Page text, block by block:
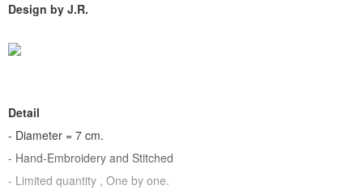
Design by J.R.
Detail
- Diameter = 7 cm.
- Hand-Embroidery and Stitched
- Limited quantity , One by one.